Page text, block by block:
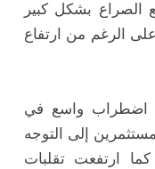
بشكل كبير
الرغم من ارتفاع
اضطراب واسع في
إلى التوجه
ارتفعت تقلبات